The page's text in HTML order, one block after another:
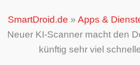
SmartDroid.de » Apps &
Neuer KI-Scanner macht den
künftig sehr viel